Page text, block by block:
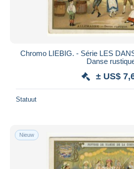
Chromo LIEBIG. - Série LES
Danse
± US$
Statuut
Nieuw